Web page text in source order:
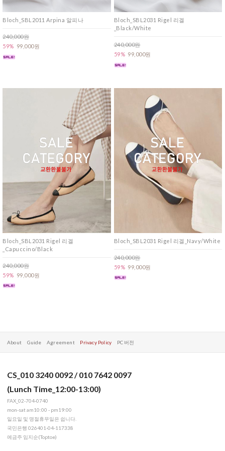
Bloch_SBL2011 Arpina 알피나
240,000원
59% 99,000원
Bloch_SBL2031 Rigel 리겔
_Black/White
240,000원
59% 99,000원
Bloch_SBL2031 Rigel 리겔
_Capuccino/Black
240,000원
59% 99,000원
Bloch_SBL2031 Rigel 리겔_Navy/White
240,000원
59% 99,000원
About Guide Agreement Privacy Policy PC 버전
CS_010 3240 0092 / 010 7642 0097
(Lunch Time_12:00-13:00)
FAX_02-704-0740
mon-sat am10:00 - pm19:00
일요일 및 명절휴무일은 쉽니다.
국민은행 026401-04-117338
예금주 임지순(Toptoe)